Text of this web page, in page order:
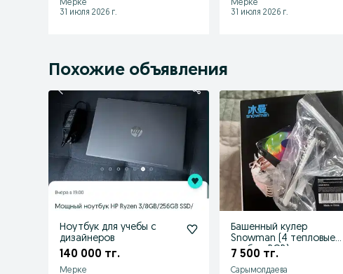
Мерке
31 июля 2026 г.
Мерке
31 июля 2026 г.
Похожие объявления
Ноутбук для учебы с
дизайнеров
140 000 тг.
Мерке
Башенный кулер
Snowman (4 тепловые
трубки, RGB)
7 500 тг.
Сарымолдаева